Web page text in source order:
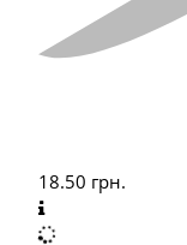
18.50 грн.